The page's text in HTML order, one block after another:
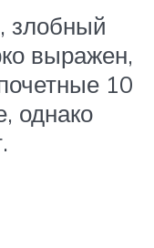
злобный
выражен,
10
однако